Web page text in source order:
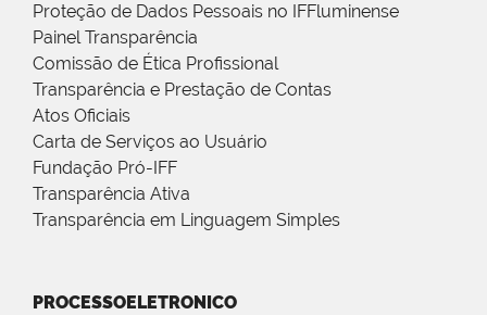
Proteção de Dados Pessoais no IFFluminense
Painel Transparência
Comissão de Ética Profissional
Transparência e Prestação de Contas
Atos Oficiais
Carta de Serviços ao Usuário
Fundação Pró-IFF
Transparência Ativa
Transparência em Linguagem Simples
PROCESSOELETRONICO